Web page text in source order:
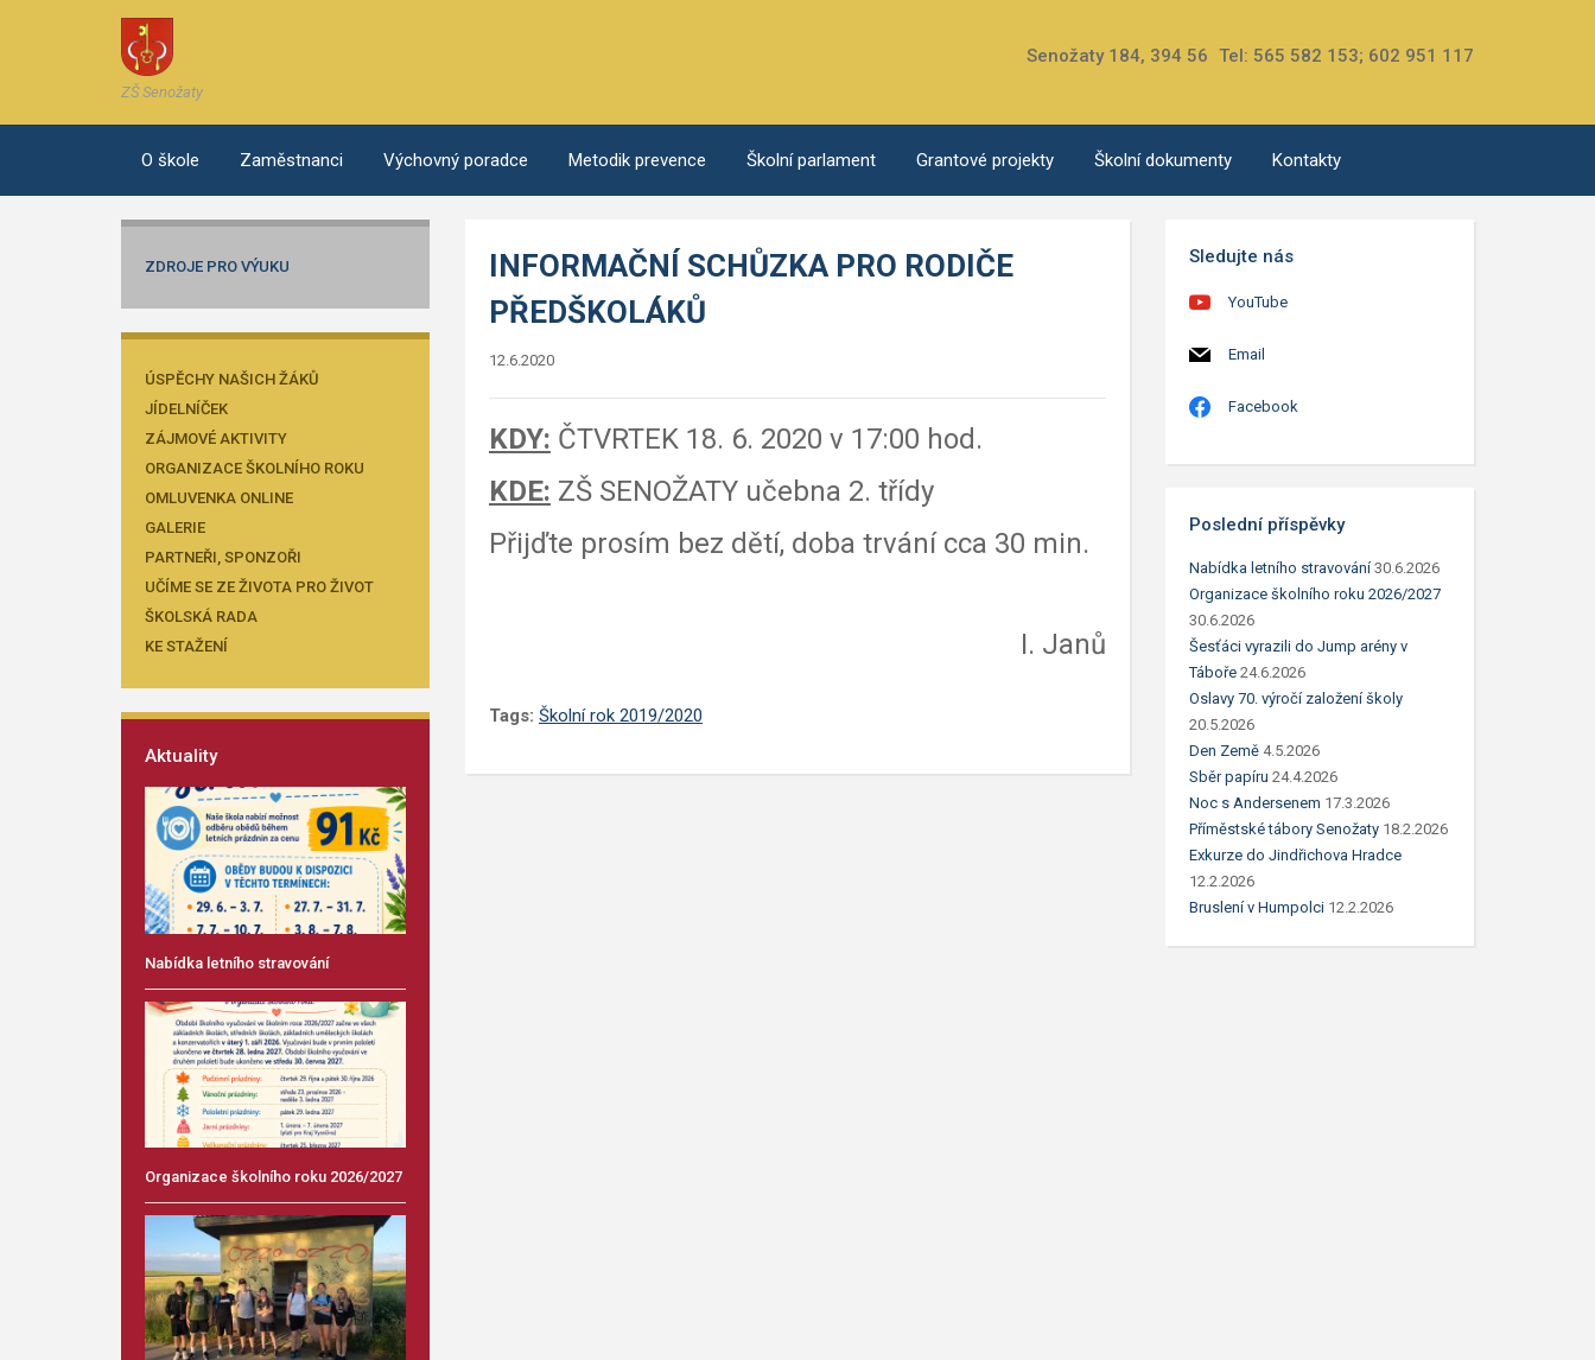
ZŠ Senožaty
Senožaty 184, 394 56 Tel: 565 582 153; 602 951 117
O škole Zaměstnanci Výchovný poradce Metodik prevence Školní parlament Grantové projekty Školní dokumenty Kontakty
ZDROJE PRO VÝUKU
ÚSPĚCHY NAŠICH ŽÁKŮ
JÍDELNÍČEK
ZÁJMOVÉ AKTIVITY
ORGANIZACE ŠKOLNÍHO ROKU
OMLUVENKA ONLINE
GALERIE
PARTNEŘI, SPONZOŘI
UČÍME SE ZE ŽIVOTA PRO ŽIVOT
ŠKOLSKÁ RADA
KE STAŽENÍ
Aktuality
Nabídka letního stravování
Organizace školního roku 2026/2027
INFORMAČNÍ SCHŮZKA PRO RODIČE
PŘEDŠKOLÁKŮ
12.6.2020
KDY: ČTVRTEK 18. 6. 2020 v 17:00 hod.
KDE: ZŠ SENOŽATY učebna 2. třídy
Přijďte prosím bez dětí, doba trvání cca 30 min.
I. Janů
Tags: Školní rok 2019/2020
Sledujte nás
YouTube
Email
Facebook
Poslední příspěvky
Nabídka letního stravování 30.6.2026
Organizace školního roku 2026/2027
30.6.2026
Šesťáci vyrazili do Jump arény v
Táboře 24.6.2026
Oslavy 70. výročí založení školy
20.5.2026
Den Země 4.5.2026
Sběr papíru 24.4.2026
Noc s Andersenem 17.3.2026
Příměstské tábory Senožaty 18.2.2026
Exkurze do Jindřichova Hradce
12.2.2026
Bruslení v Humpolci 12.2.2026